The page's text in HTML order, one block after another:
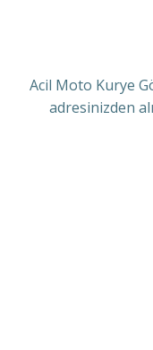
Acil Moto Kurye
adresinizden